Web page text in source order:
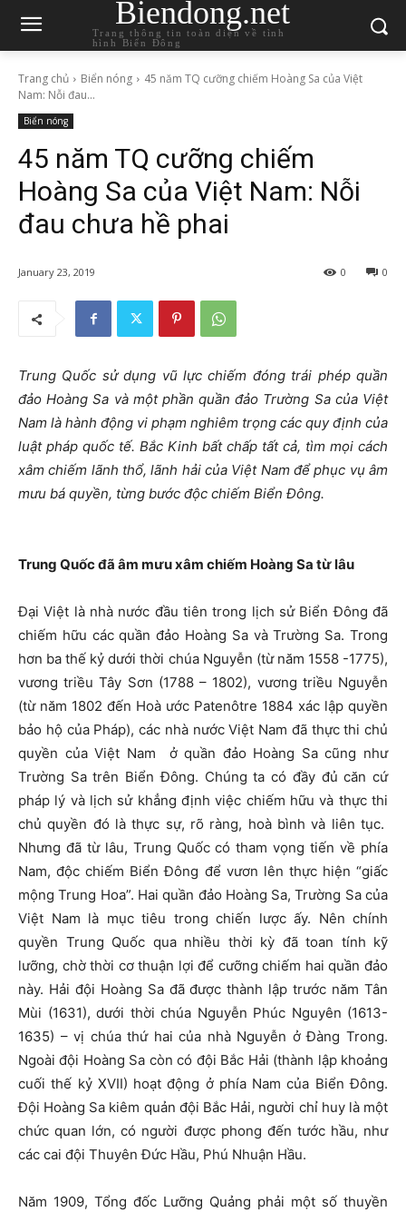
Biendong.net
Trang thông tin toàn diện về tình
hình Biển Đông
Trang chủ Biển nóng
45 năm TQ cưỡng chiếm Hoàng Sa của Việt
Nam: Nỗi đau...
Biển nóng
45 năm TQ cưỡng chiếm
Hoàng Sa của Việt Nam: Nỗi
đau chưa hề phai
January 23, 2019 0
0
Trung Quốc sử dụng vũ lực chiếm đóng trái phép quần
đảo Hoàng Sa và một phần quần đảo Trường Sa của Việt
Nam là hành động vi phạm nghiêm trọng các quy định của
luật pháp quốc tế. Bắc Kinh bất chấp tất cả, tìm mọi cách
xâm chiếm lãnh thổ, lãnh hải của Việt Nam để phục vụ âm
mưu bá quyền, từng bước độc chiếm Biển Đông.
Trung Quốc đã âm mưu xâm chiếm Hoàng Sa từ lâu
Đại Việt là nhà nước đầu tiên trong lịch sử Biển Đông đã
chiếm hữu các quần đảo Hoàng Sa và Trường Sa. Trong
hơn ba thế kỷ dưới thời chúa Nguyễn (từ năm 1558 -1775),
vương triều Tây Sơn (1788 – 1802), vương triều Nguyễn
(từ năm 1802 đến Hoà ước Patenôtre 1884 xác lập quyền
bảo hộ của Pháp), các nhà nước Việt Nam đã thực thi chủ
quyền của Việt Nam ở quần đảo Hoàng Sa cũng như
Trường Sa trên Biển Đông. Chúng ta có đầy đủ căn cứ
pháp lý và lịch sử khẳng định việc chiếm hữu và thực thi
chủ quyền đó là thực sự, rõ ràng, hoà bình và liên tục.
Nhưng đã từ lâu, Trung Quốc có tham vọng tiến về phía
Nam, độc chiếm Biển Đông để vươn lên thực hiện “giấc
mộng Trung Hoa”. Hai quần đảo Hoàng Sa, Trường Sa của
Việt Nam là mục tiêu trong chiến lược ấy. Nên chính
quyền Trung Quốc qua nhiều thời kỳ đã toan tính kỹ
lưỡng, chờ thời cơ thuận lợi để cưỡng chiếm hai quần đảo
này. Hải đội Hoàng Sa đã được thành lập trước năm Tân
Mùi (1631), dưới thời chúa Nguyễn Phúc Nguyên (1613-
1635) – vị chúa thứ hai của nhà Nguyễn ở Đàng Trong.
Ngoài đội Hoàng Sa còn có đội Bắc Hải (thành lập khoảng
cuối thế kỷ XVII) hoạt động ở phía Nam của Biển Đông.
Đội Hoàng Sa kiêm quản đội Bắc Hải, người chỉ huy là một
chức quan lớn, có người được phong đến tước hầu, như
các cai đội Thuyên Đức Hầu, Phú Nhuận Hầu.
Năm 1909, Tổng đốc Lưỡng Quảng phải một số thuyền